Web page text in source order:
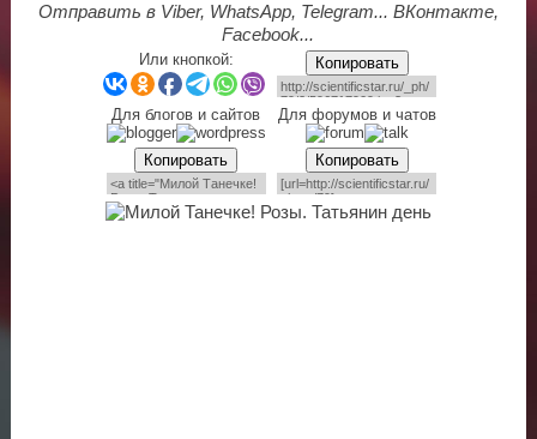
Отправить в Viber, WhatsApp, Telegram... ВКонтакте,
Facebook...
Или кнопкой: Копировать
Для блогов и сайтов Для форумов и чатов
Копировать Копировать